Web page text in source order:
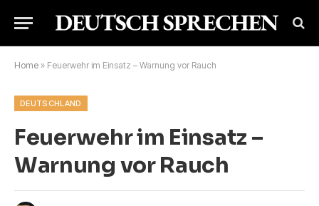
Home » Feuerwehr im Einsatz – Warnung vor Rauch
DEUTSCHLAND
Feuerwehr im Einsatz –
Warnung vor Rauch